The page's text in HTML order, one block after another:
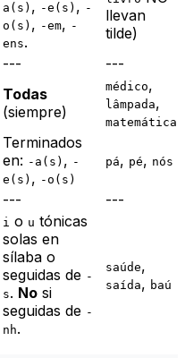
a(s) , -e(s) , -
o(s) , -em, -
ens.
llevan
tilde)
--- ---
Todas
(siempre)
médico,
lâmpada,
matemática
Terminados
en: -a(s) , -
e(s) , -o(s)
pá, pé, nós
--- ---
i o u tónicas
solas en
sílaba o
seguidas de -
s. No si
seguidas de -
nh.
saúde,
saída, baú